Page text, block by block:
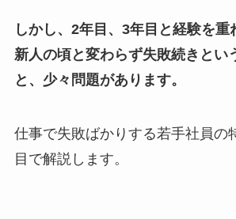
しかし、2年目、3年目と経験を重
新人の頃と変わらず失敗続きとい
と、少々問題があります。
仕事で失敗ばかりする若手社員の
目で解説します。